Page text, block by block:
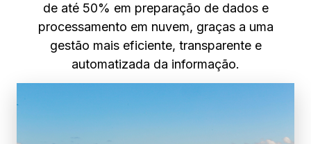
de até 50% em preparação de dados e
processamento em nuvem, graças a uma
gestão mais eficiente, transparente e
automatizada da informação.